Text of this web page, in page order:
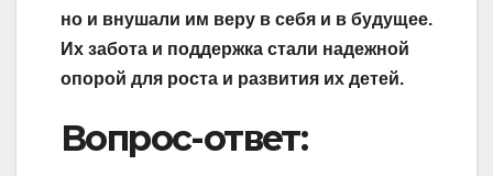
но и внушали им веру в себя и в будущее.
Их забота и поддержка стали надежной
опорой для роста и развития их детей.
Вопрос-ответ: